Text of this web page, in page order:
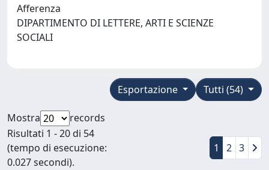
Afferenza
DIPARTIMENTO DI LETTERE, ARTI E SCIENZE
SOCIALI
Tutti (54)
Esportazione
Mostra
records
Risultati 1 - 20 di 54
(tempo di esecuzione:
0.027 secondi).
1 2 3